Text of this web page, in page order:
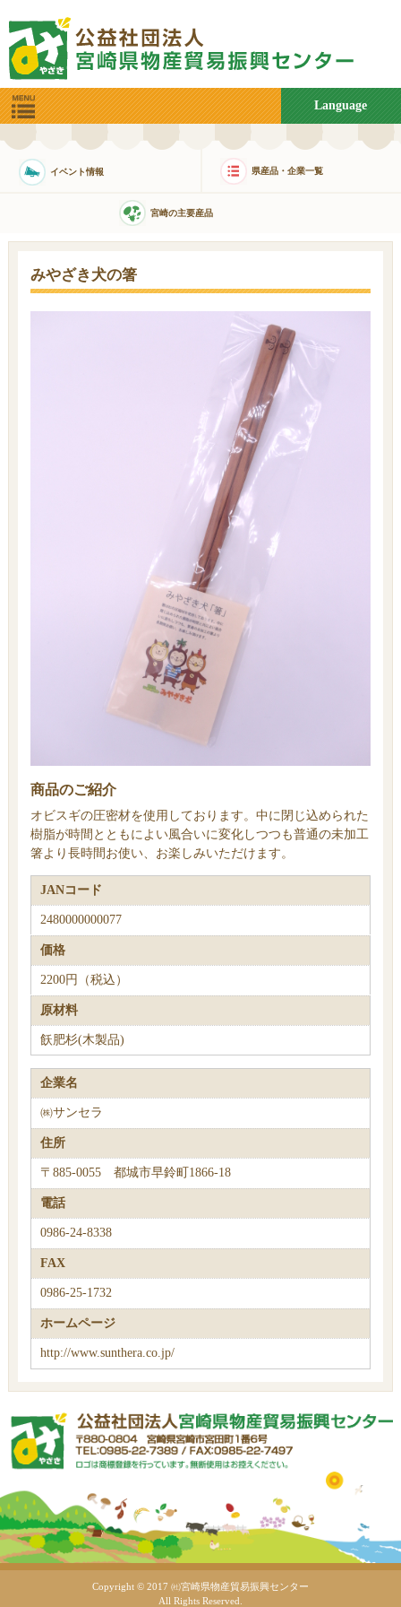
Language
イベント情報 県産品・企業一覧
宮崎の主要産品
みやざき犬の箸
商品のご紹介
オビスギの圧密材を使用しております。中に閉じ込められた
樹脂が時間とともによい風合いに変化しつつも普通の未加工
箸より長時間お使い、お楽しみいただけます。
JANコード
2480000000077
価格
2200円（税込）
原材料
飫肥杉(木製品)
企業名
㈱サンセラ
住所
〒885-0055 都城市早鈴町1866-18
電話
0986-24-8338
FAX
0986-25-1732
ホームページ
http://www.sunthera.co.jp/
Copyright © 2017 ㈳宮崎県物産貿易振興センター
All Rights Reserved.